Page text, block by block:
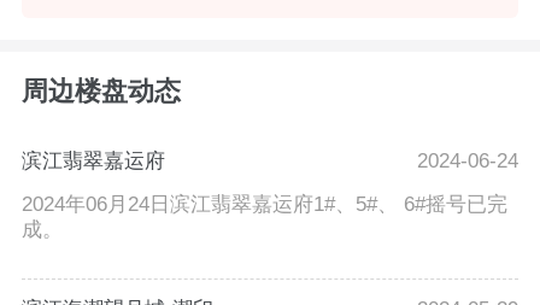
周边楼盘动态
滨江翡翠嘉运府
2024-06-24
2024年06月24日滨江翡翠嘉运府1#、5#、 6#摇号已完
成。